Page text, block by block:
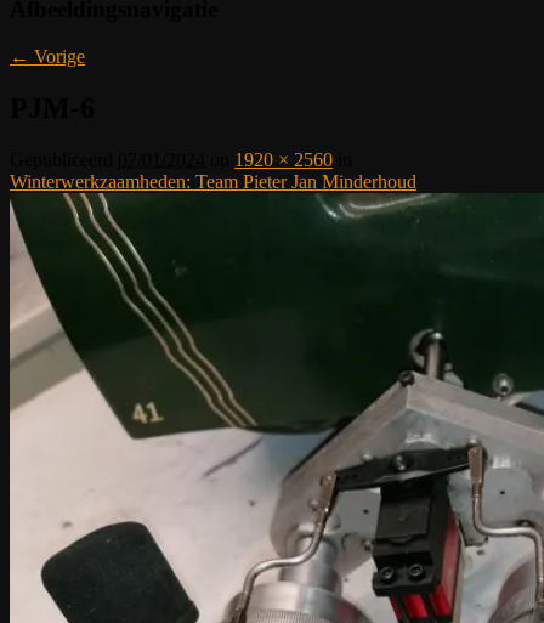
← Vorige
1920 × 2560
Winterwerkzaamheden: Team Pieter Jan Minderhoud